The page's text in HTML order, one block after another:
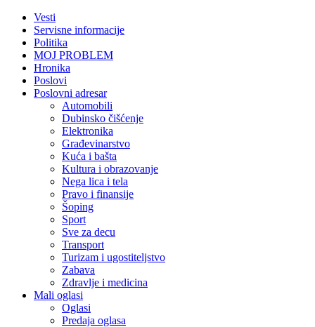
Vesti
Servisne informacije
Politika
MOJ PROBLEM
Hronika
Poslovi
Poslovni adresar
Automobili
Dubinsko čišćenje
Elektronika
Građevinarstvo
Kuća i bašta
Kultura i obrazovanje
Nega lica i tela
Pravo i finansije
Šoping
Sport
Sve za decu
Transport
Turizam i ugostiteljstvo
Zabava
Zdravlje i medicina
Mali oglasi
Oglasi
Predaja oglasa